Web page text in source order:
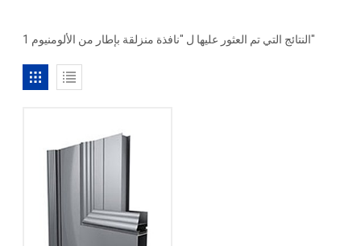
1 النتائج التي تم العثور عليها ل "نافذة منزلقة بإطار من الألومنيوم"